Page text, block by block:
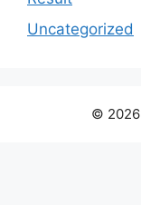
Uncategorized
© 2026